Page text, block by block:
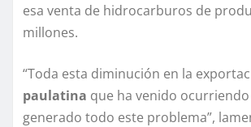
esa venta de hidrocarburos de
millones.
“Toda esta diminución en la
paulatina que ha venido
generado todo este problema”,